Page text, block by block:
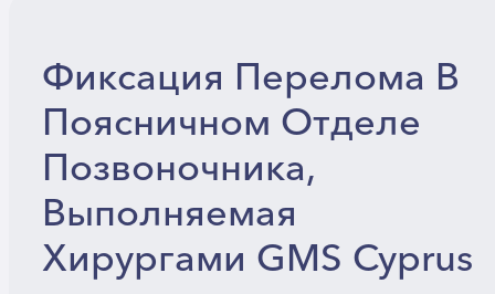
Фиксация Перелома В
Поясничном Отделе
Позвоночника,
Выполняемая
Хирургами GMS Cyprus